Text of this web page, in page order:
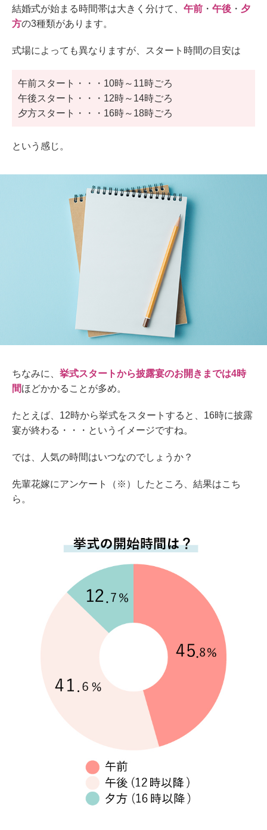
結婚式が始まる時間帯は大きく分けて、 午前 ・ 午後 ・ 夕
方の3種類があります。
式場によっても異なりますが、スタート時間の目安は
午前スタート・・・10時～11時ごろ
午後スタート・・・12時～14時ごろ
夕方スタート・・・16時～18時ごろ
という感じ。
ちなみに、 挙式スタートから披露宴のお開きまでは4時
間ほどかかることが多め。
たとえば、12時から挙式をスタートすると、16時に披露
宴が終わる・・・というイメージですね。
では、人気の時間はいつなのでしょうか？
先輩花嫁にアンケート（※）したところ、結果はこち
ら。